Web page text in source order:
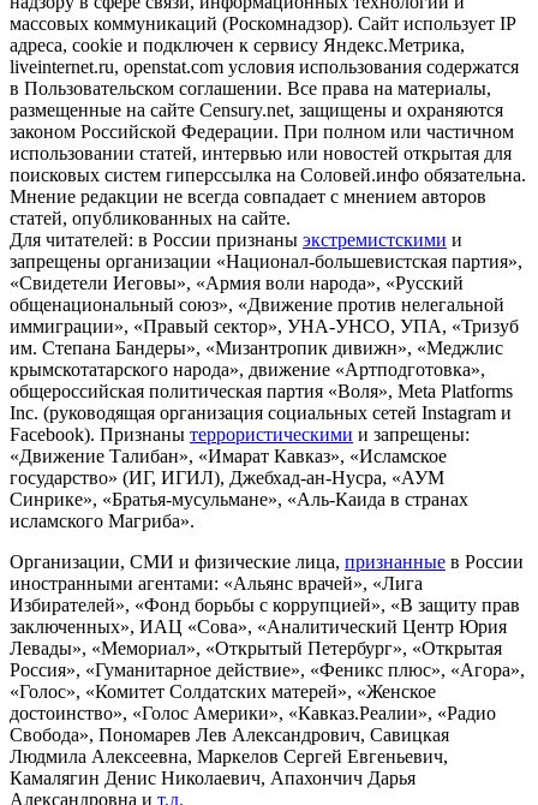
массовых коммуникаций (Роскомнадзор). Сайт использует IP
адреса, cookie и подключен к сервису Яндекс.Метрика,
liveinternet.ru, openstat.com условия использования содержатся
в Пользовательском соглашении. Все права на материалы,
размещенные на сайте Censury.net, защищены и охраняются
законом Российской Федерации. При полном или частичном
использовании статей, интервью или новостей открытая для
поисковых систем гиперссылка на Соловей.инфо обязательна.
Мнение редакции не всегда совпадает с мнением авторов
статей, опубликованных на сайте.
Для читателей: в России признаны экстремистскими и
запрещены организации «Национал-большевистская партия»,
«Свидетели Иеговы», «Армия воли народа», «Русский
общенациональный союз», «Движение против нелегальной
иммиграции», «Правый сектор», УНА-УНСО, УПА, «Тризуб
им. Степана Бандеры», «Мизантропик дивижн», «Меджлис
крымскотатарского народа», движение «Артподготовка»,
общероссийская политическая партия «Воля», Meta Platforms
Inc. (руководящая организация социальных сетей Instagram и
Facebook). Признаны террористическими и запрещены:
«Движение Талибан», «Имарат Кавказ», «Исламское
государство» (ИГ, ИГИЛ), Джебхад-ан-Нусра, «АУМ
Синрике», «Братья-мусульмане», «Аль-Каида в странах
исламского Магриба».
Организации, СМИ и физические лица, признанные в России
иностранными агентами: «Альянс врачей», «Лига
Избирателей», «Фонд борьбы с коррупцией», «В защиту прав
заключенных», ИАЦ «Сова», «Аналитический Центр Юрия
Левады», «Мемориал», «Открытый Петербург», «Открытая
Россия», «Гуманитарное действие», «Феникс плюс», «Агора»,
«Голос», «Комитет Солдатских матерей», «Женское
достоинство», «Голос Америки», «Кавказ.Реалии», «Радио
Свобода», Пономарев Лев Александрович, Савицкая
Людмила Алексеевна, Маркелов Сергей Евгеньевич,
Камалягин Денис Николаевич, Апахончич Дарья
Александровна и т.д.